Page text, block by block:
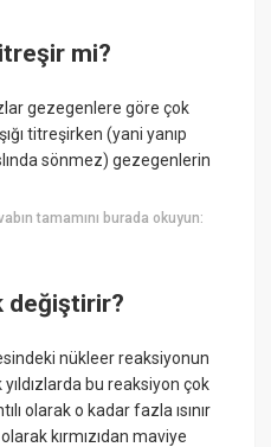
mi?
gezegenlere göre çok
titreşirken (yani yanıp
sönmez) gezegenlerin
tamamını burada okuyun:
değiştirir?
nükleer reaksiyonun
bu reaksiyon çok
olarak o kadar fazla ısınır
kırmızıdan maviye